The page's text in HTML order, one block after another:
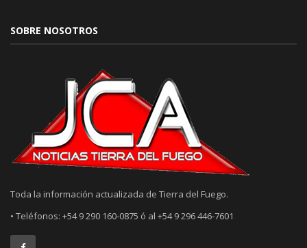
SOBRE NOSOTROS
Toda la información actualizada de Tierra del Fuego.
• Teléfonos: +54 9 290 160-0875 ó al +54 9 296 446-7601